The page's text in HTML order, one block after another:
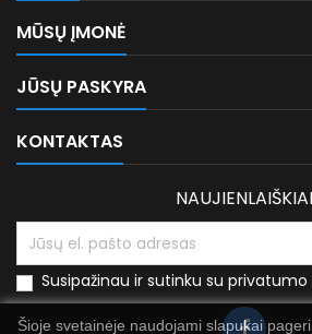
MŪSŲ ĮMONĖ
JŪSŲ PASKYRA
KONTAKTAS
Šioje svetainėje naudojami slapukai
NAUJIENLAIŠKIAI
Susipažinau ir sutinku su privatumo